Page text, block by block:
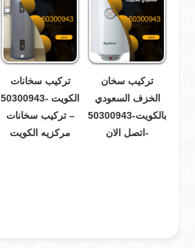
تركيب سخان
الخزف السعودي
بالكويت-50300943
-اتصل الان
تركيب سخانات
الكويت -50300943
– تركيب سخانات
مركزيه الكويت